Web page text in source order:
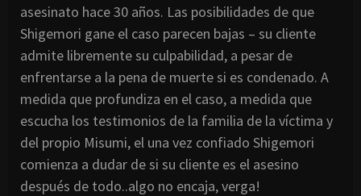
asesinato hace 30 años. Las posibilidades de que
Shigemori gane el caso parecen bajas – su cliente
admite libremente su culpabilidad, a pesar de
enfrentarse a la pena de muerte si es condenado. A
medida que profundiza en el caso, a medida que
escucha los testimonios de la familia de la víctima y
del propio Misumi, el una vez confiado Shigemori
comienza a dudar de si su cliente es el asesino
después de todo..algo no encaja, verga!